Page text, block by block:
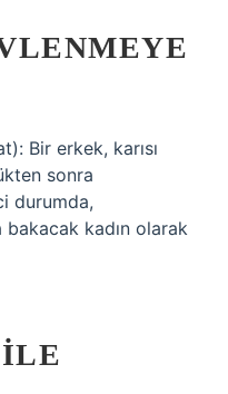
Bir erkek, karısı
sonra
durumda,
kadın olarak